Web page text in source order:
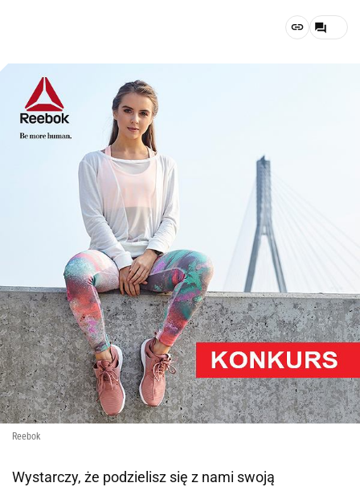
Reebok
Wystarczy, że podzielisz się z nami swoją